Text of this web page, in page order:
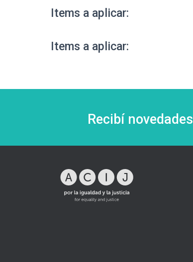
Items a aplicar:
Items a aplicar:
Recibí novedades